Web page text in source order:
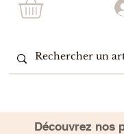
​Découvrez nos